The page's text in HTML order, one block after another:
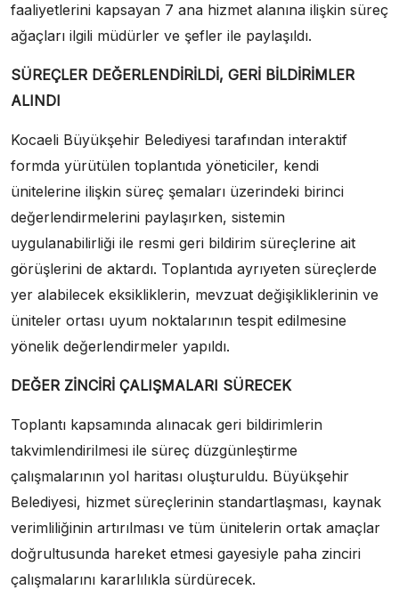
faaliyetlerini kapsayan 7 ana hizmet alanına ilişkin süreç
ağaçları ilgili müdürler ve şefler ile paylaşıldı.
SÜREÇLER DEĞERLENDİRİLDİ, GERİ BİLDİRİMLER
ALINDI
Kocaeli Büyükşehir Belediyesi tarafından interaktif
formda yürütülen toplantıda yöneticiler, kendi
ünitelerine ilişkin süreç şemaları üzerindeki birinci
değerlendirmelerini paylaşırken, sistemin
uygulanabilirliği ile resmi geri bildirim süreçlerine ait
görüşlerini de aktardı. Toplantıda ayrıyeten süreçlerde
yer alabilecek eksikliklerin, mevzuat değişikliklerinin ve
üniteler ortası uyum noktalarının tespit edilmesine
yönelik değerlendirmeler yapıldı.
DEĞER ZİNCİRİ ÇALIŞMALARI SÜRECEK
Toplantı kapsamında alınacak geri bildirimlerin
takvimlendirilmesi ile süreç düzgünleştirme
çalışmalarının yol haritası oluşturuldu. Büyükşehir
Belediyesi, hizmet süreçlerinin standartlaşması, kaynak
verimliliğinin artırılması ve tüm ünitelerin ortak amaçlar
doğrultusunda hareket etmesi gayesiyle paha zinciri
çalışmalarını kararlılıkla sürdürecek.